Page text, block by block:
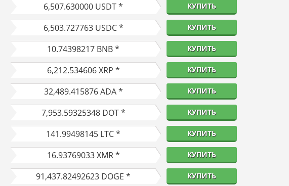
6,507.630000 USDT * КУПИТЬ
6,503.727763USDC * КУПИТЬ
10.74398217 BNB * КУПИТЬ
6,212.534606XRP * КУПИТЬ
32,489.415876ADA * КУПИТЬ
7,953.59325348DOT * КУПИТЬ
141.99498145 LTC * КУПИТЬ
16.93769033XMR * КУПИТЬ
91,437.82492623 DOGE * КУПИТЬ